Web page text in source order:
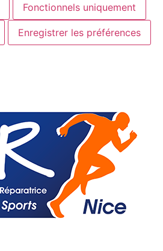
Fonctionnels uniquement
Enregistrer les préférences